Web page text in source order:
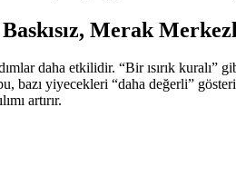
Merak
daha etkilidir. “Bir ısırık kuralı”
bazı yiyecekleri “daha değerli”
artırır.